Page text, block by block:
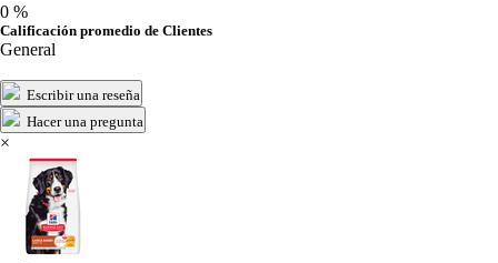
0 %
Calificación promedio de Clientes
General
Escribir una reseña
Hacer una pregunta
×